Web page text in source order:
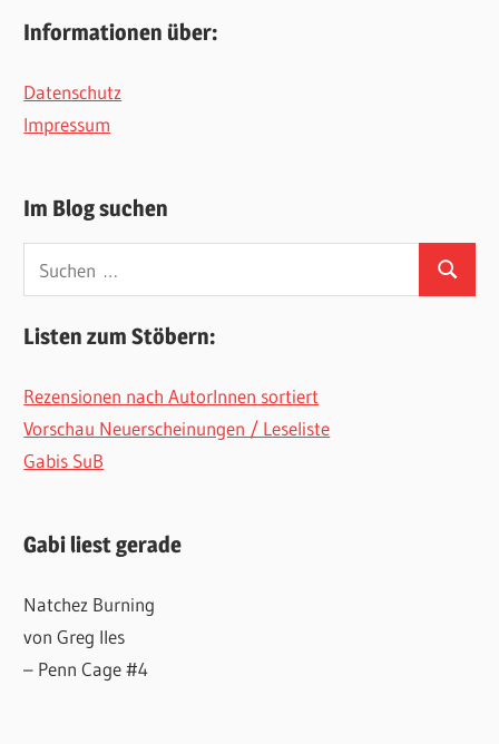
Informationen über:
Datenschutz
Impressum
Im Blog suchen
nach:
Suchen
Listen zum Stöbern:
Rezensionen nach AutorInnen sortiert
Vorschau Neuerscheinungen / Leseliste
Gabis SuB
Gabi liest gerade
Natchez Burning
von Greg Iles
– Penn Cage #4